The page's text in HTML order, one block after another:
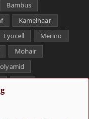
Bambus
Kamelhaar
Lyocell
Merino
Mohair